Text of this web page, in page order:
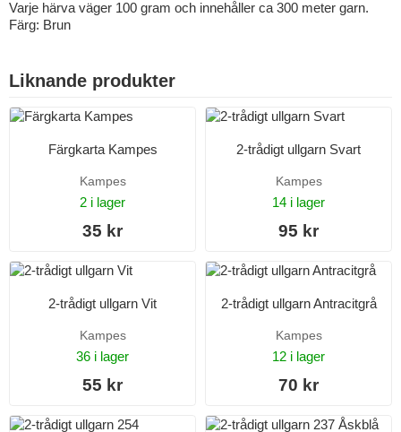
Varje härva väger 100 gram och innehåller ca 300 meter garn.
Färg: Brun
Liknande produkter
Färgkarta Kampes
Kampes
2 i lager
35 kr
2-trådigt ullgarn Svart
Kampes
14 i lager
95 kr
2-trådigt ullgarn Vit
Kampes
36 i lager
55 kr
2-trådigt ullgarn Antracitgrå
Kampes
12 i lager
70 kr